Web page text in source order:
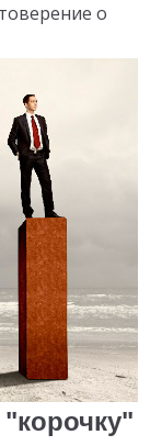
о